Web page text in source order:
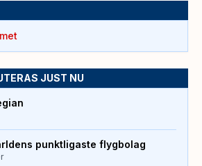
JUST NU
punktligaste flygbolag